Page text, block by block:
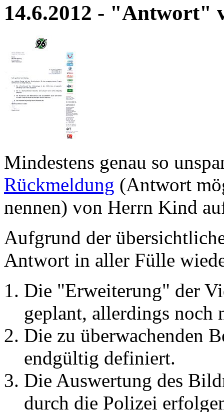
14.6.2012 - "Antwort"
Mindestens genau so
Rückmeldung (Antwort
nennen) von Herrn Kind
Aufgrund der
Antwort in aller Fülle
Die "Erweiterung" der
geplant, allerdings noch
Die zu überwachenden
endgültig definiert.
Die Auswertung des
durch die Polizei